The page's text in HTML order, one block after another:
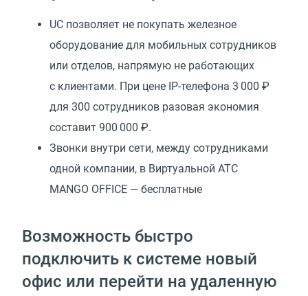
UC позволяет не покупать железное
оборудование для мобильных сотрудников
или отделов, напрямую не работающих
с клиентами. При цене IP-телефона 3 000 ₽
для 300 сотрудников разовая экономия
составит 900 000 ₽.
Звонки внутри сети, между сотрудниками
одной компании, в Виртуальной АТС
MANGO OFFICE — бесплатные
Возможность быстро
подключить к системе новый
офис или перейти на удаленную